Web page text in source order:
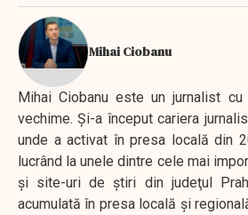
Mihai Ciobanu
Mihai Ciobanu este un jurnalist
vechime. Şi-a început cariera
unde a activat în presa locală din
lucrând la unele dintre cele mai
şi site-uri de ştiri din judeţul
acumulată în presa locală şi